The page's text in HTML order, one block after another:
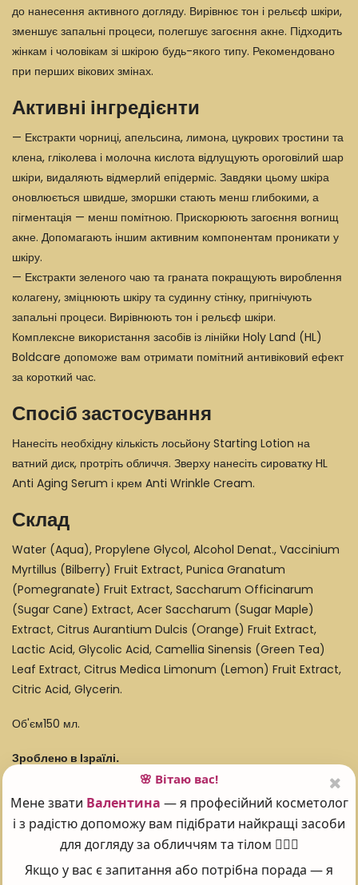
до нанесення активного догляду. Вирівнює тон і рельєф шкіри,
зменшує запальні процеси, полегшує загоєння акне. Підходить
жінкам і чоловікам зі шкірою будь-якого типу. Рекомендовано
при перших вікових змінах.
Активні інгредієнти
— Екстракти чорниці, апельсина, лимона, цукрових тростини та
клена, гліколева і молочна кислота відлущують ороговілий шар
шкіри, видаляють відмерлий епідерміс. Завдяки цьому шкіра
оновлюється швидше, зморшки стають менш глибокими, а
пігментація — менш помітною. Прискорюють загоєння вогнищ
акне. Допомагають іншим активним компонентам проникати у
шкіру.
— Екстракти зеленого чаю та граната покращують вироблення
колагену, зміцнюють шкіру та судинну стінку, пригнічують
запальні процеси. Вирівнюють тон і рельєф шкіри.
Комплексне використання засобів із лінійки Holy Land (HL)
Boldcare допоможе вам отримати помітний антивіковий ефект
за короткий час.
Спосіб застосування
Нанесіть необхідну кількість лосьйону Starting Lotion на
ватний диск, протріть обличчя. Зверху нанесіть сироватку HL
Anti Aging Serum і крем Anti Wrinkle Cream.
Склад
Water (Aqua), Propylene Glycol, Alcohol Denat., Vaccinium
Myrtillus (Bilberry) Fruit Extract, Punica Granatum
(Pomegranate) Fruit Extract, Saccharum Officinarum
(Sugar Cane) Extract, Acer Saccharum (Sugar Maple)
Extract, Citrus Aurantium Dulcis (Orange) Fruit Extract,
Lactic Acid, Glycolic Acid, Camellia Sinensis (Green Tea)
Leaf Extract, Citrus Medica Limonum (Lemon) Fruit Extract,
Citric Acid, Glycerin.
Об'єм150 мл.
Зроблено в Ізраїлі.
Поставте оцінку 😍
🌸 Вітаю вас!
Мене звати Валентина — я професійний косметолог
і з радістю допоможу вам підібрати найкращі засоби
для догляду за обличчям та тілом 💆‍♀️✨
Якщо у вас є запитання або потрібна порада — я